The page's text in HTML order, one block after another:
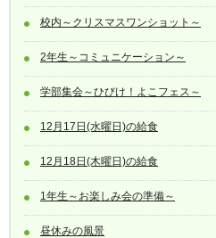
校内～クリスマスワンショット～
2年生～コミュニケーション～
学部集会～ひびけ！よこフェス～
12月17日(水曜日)の給食
12月18日(木曜日)の給食
1年生～お楽しみ会の準備～
昼休みの風景